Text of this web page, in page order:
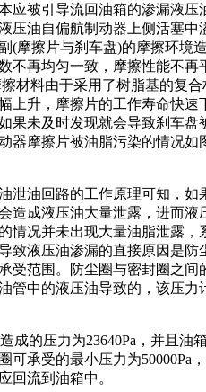
被引导流回油箱的渗漏液压
压油自偏航制动器上侧活塞中
(摩擦片与刹车盘)的摩擦环境
不再均匀一致，摩擦性能不再
材料由于采用了树脂基的复
上升，摩擦片的工作寿命快速
果未及时发现就会导致刹车盘
器摩擦片被油脂污染的情况如
油回路的工作原理可知，如
造成液压油大量泄露，进而液
情况并未出现大量油脂泄露，
致液压油渗漏的直接原因是防
受范围。防尘圈与密封圈之间
管中的液压油导致的，该压力
的压力为23640Pa，并且油
可承受的最小压力为50000Pa
回流到油箱中。